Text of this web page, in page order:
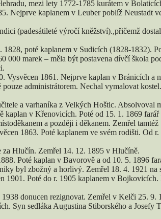
mezi lety 1772-1785 kurátem v
Nejprve kaplanem v Leuber poblíž Neustadt
(padesátileté výročí kněžství).,přičemž
poté kaplanem v Sudicích (1828-1832).
000 marek – měla být postavena dívčí škola
Vysvěcen 1861. Nejprve kaplan v Bránicích
administrátorem. Nechal vymalovat
a varhaníka z Velkých Hoštic.
kaplan v Křenovicích. Poté od 15. 1. 1869
a později i děkanem. Zemřel
1863. Poté kaplanem ve svém rodišti.
za Hlučín. Zemřel 14. 12. 1895 v Hlučíně.
Poté kaplan v Bavorově a od 10. 5. 1896
byl zbožný a horlivý. Zemřel 18. 4. 1921 na
1901. Poté do r. 1905 kaplanem v
donucen rezignovat. Zemřel v Kelči 25.
Syn sedláka Augustina Stiborského a